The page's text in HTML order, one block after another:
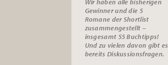
Gewinner und die 5
Romane der Shortlist
zusammengestellt –
insgesamt 55Buchtipps!
Und zu vielen davon gibt es
bereits Diskussionsfragen.